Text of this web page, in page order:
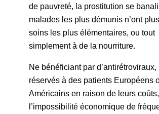
de pauvreté, la prostitution se
malades les plus démunis n’ont
soins les plus élémentaires, ou tout
simplement à de la nourriture.
Ne bénéficiant par
réservés à des patients Européens
Américains en raison de leurs
l’impossibilité économique de